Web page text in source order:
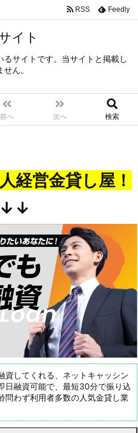
イト
サイトです。当サイトと掲載し
ん。
前へ 次へ 検索
RSS Feedly
経営金貸し屋！
資してくれる、ネットキャッシン
日融資可能で、最短30分で振り込
問わず利用者多数の人気金貸し業